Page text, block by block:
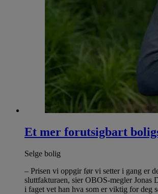
Et mer forutsigbart
Selge bolig
– Prisen vi oppgir før vi setter i gang er
sluttfakturaen, sier OBOS-megler Jonas
i faget vet han hva som er viktig for deg